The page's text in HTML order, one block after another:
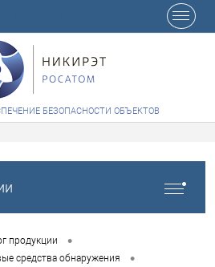
БЕЗОПАСНОСТИ ОБЪЕКТОВ
продукции •
средства обнаружения •